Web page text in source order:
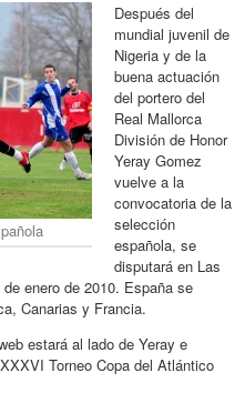
Después del
mundial juvenil de
Nigeria y de la
buena actuación
del portero del
Real Mallorca
División de Honor
Yeray Gomez
vuelve a la
convocatoria de la
selección
española, se
disputará en Las
enero de 2010. España se
Canarias y Francia.
estará al lado de Yeray e
Torneo Copa del Atlántico